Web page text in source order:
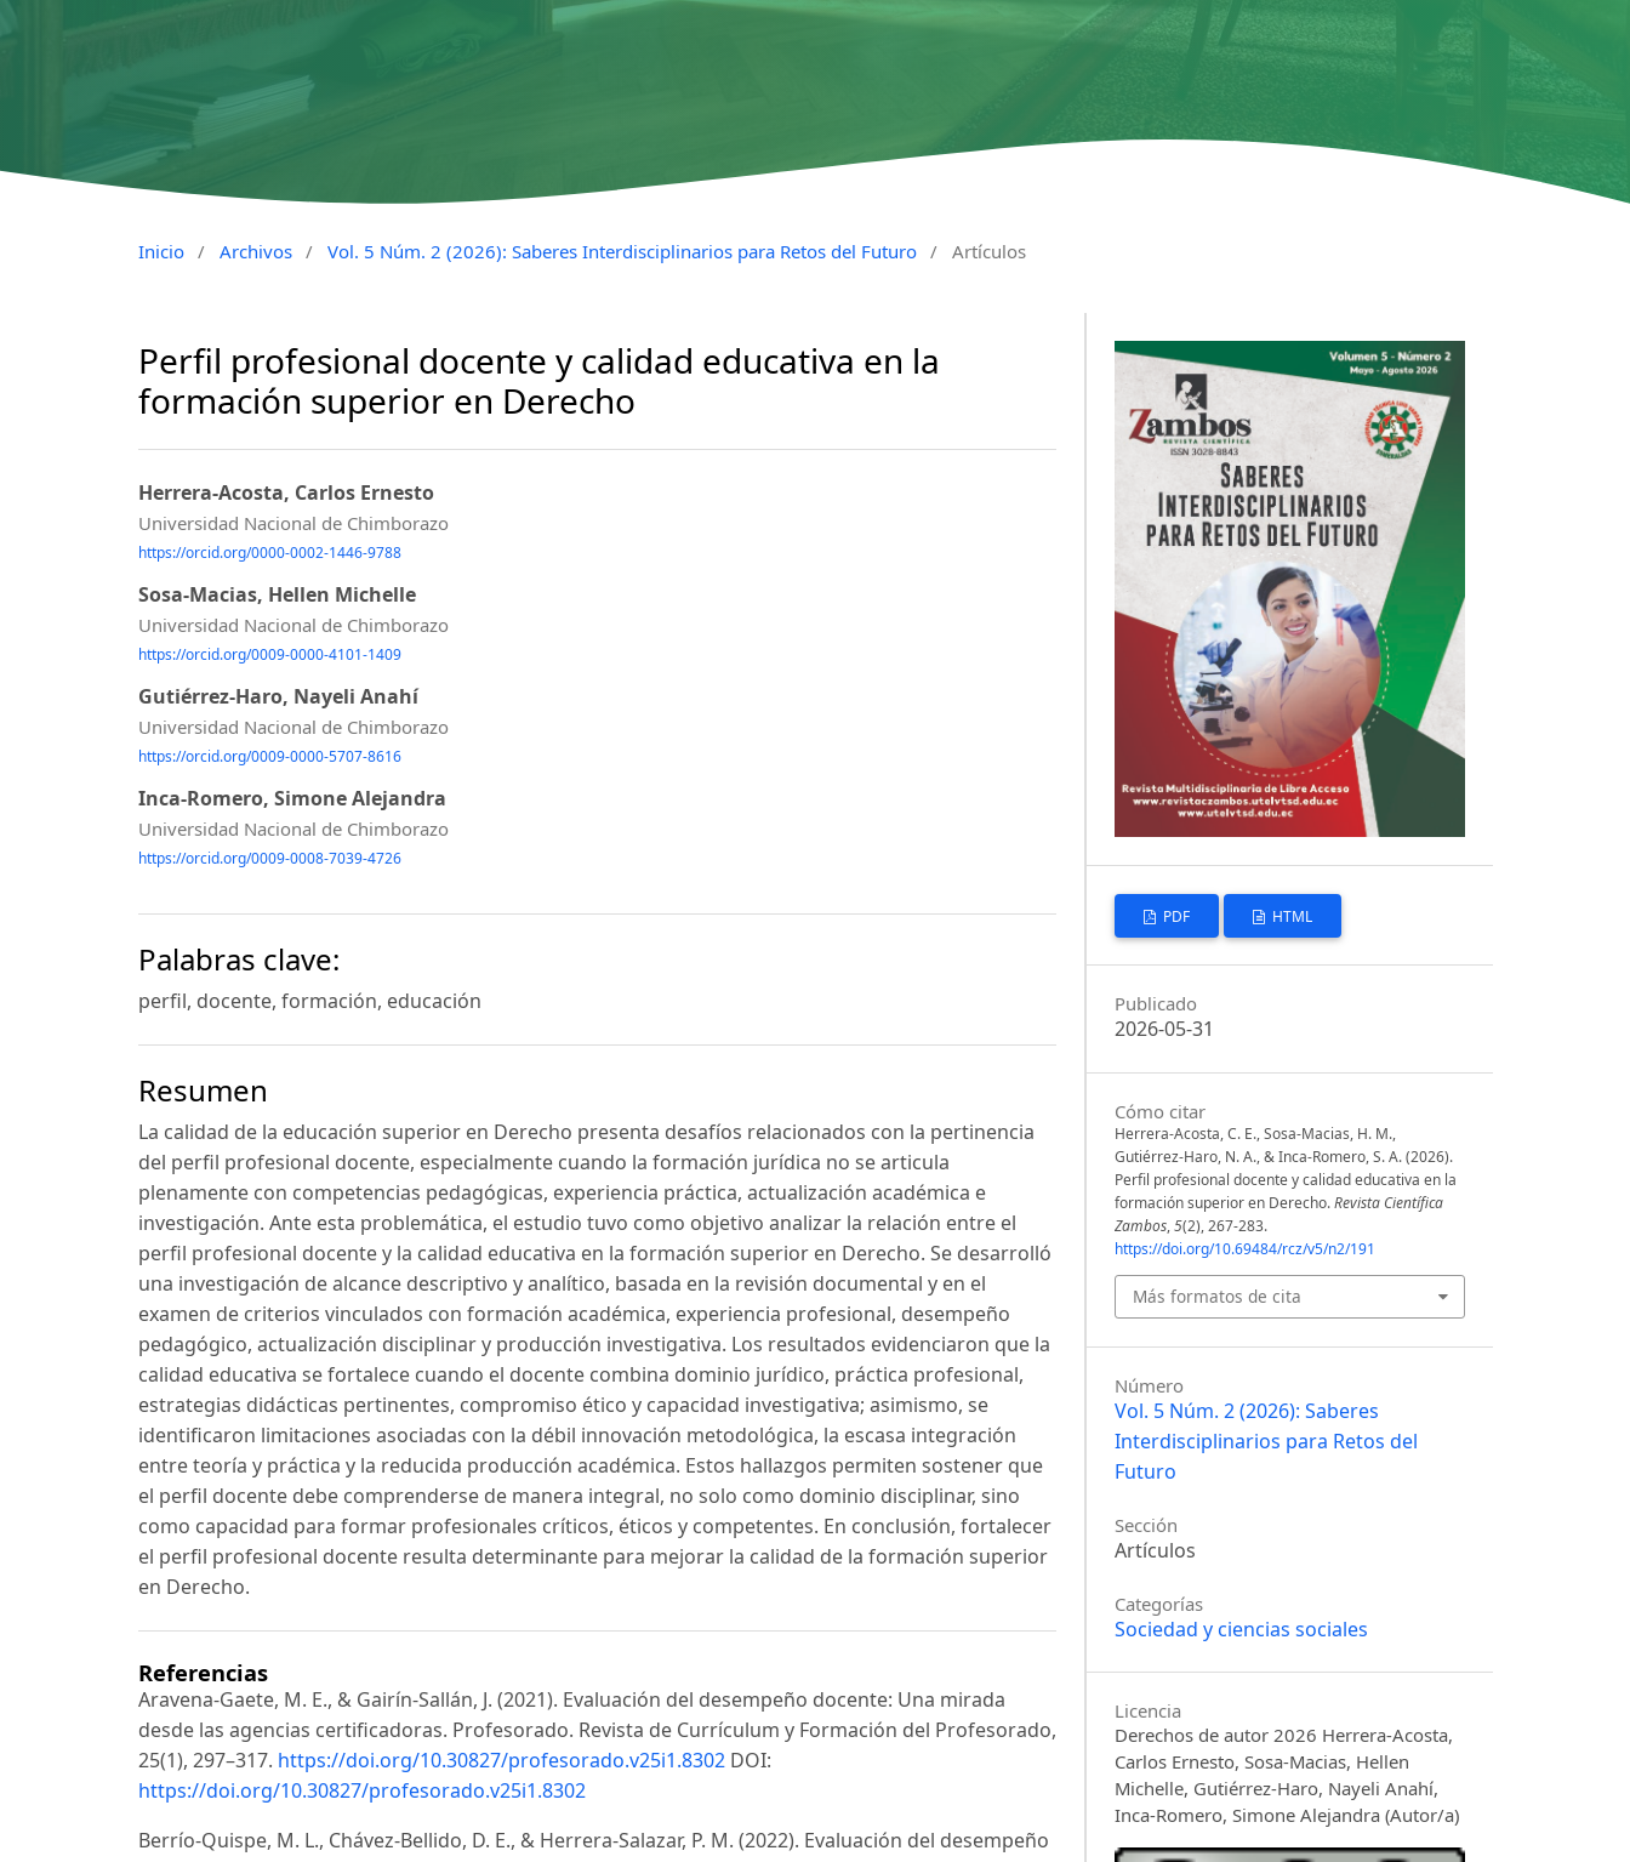
Inicio / Archivos / Vol. 5 Núm. 2 (2026): Saberes Interdisciplinarios para Retos del Futuro / Artículos
Perfil profesional docente y calidad educativa en la
formación superior en Derecho
Herrera-Acosta, Carlos Ernesto
Universidad Nacional de Chimborazo
https://orcid.org/0000-0002-1446-9788
Sosa-Macias, Hellen Michelle
Universidad Nacional de Chimborazo
https://orcid.org/0009-0000-4101-1409
Gutiérrez-Haro, Nayeli Anahí
Universidad Nacional de Chimborazo
https://orcid.org/0009-0000-5707-8616
Inca-Romero, Simone Alejandra
Universidad Nacional de Chimborazo
https://orcid.org/0009-0008-7039-4726
Palabras clave:
perfil, docente, formación, educación
Resumen
La calidad de la educación superior en Derecho presenta desafíos relacionados con la pertinencia
del perfil profesional docente, especialmente cuando la formación jurídica no se articula
plenamente con competencias pedagógicas, experiencia práctica, actualización académica e
investigación. Ante esta problemática, el estudio tuvo como objetivo analizar la relación entre el
perfil profesional docente y la calidad educativa en la formación superior en Derecho. Se desarrolló
una investigación de alcance descriptivo y analítico, basada en la revisión documental y en el
examen de criterios vinculados con formación académica, experiencia profesional, desempeño
pedagógico, actualización disciplinar y producción investigativa. Los resultados evidenciaron que la
calidad educativa se fortalece cuando el docente combina dominio jurídico, práctica profesional,
estrategias didácticas pertinentes, compromiso ético y capacidad investigativa; asimismo, se
identificaron limitaciones asociadas con la débil innovación metodológica, la escasa integración
entre teoría y práctica y la reducida producción académica. Estos hallazgos permiten sostener que
el perfil docente debe comprenderse de manera integral, no solo como dominio disciplinar, sino
como capacidad para formar profesionales críticos, éticos y competentes. En conclusión, fortalecer
el perfil profesional docente resulta determinante para mejorar la calidad de la formación superior
en Derecho.
Referencias
Aravena-Gaete, M. E., & Gairín-Sallán, J. (2021). Evaluación del desempeño docente: Una mirada
desde las agencias certificadoras. Profesorado. Revista de Currículum y Formación del Profesorado,
25(1), 297–317. https://doi.org/10.30827/profesorado.v25i1.8302 DOI:
https://doi.org/10.30827/profesorado.v25i1.8302
Berrío-Quispe, M. L., Chávez-Bellido, D. E., & Herrera-Salazar, P. M. (2022). Evaluación del desempeño
PDF HTML
Publicado
2026-05-31
Cómo citar
Herrera-Acosta, C. E., Sosa-Macias, H. M.,
Gutiérrez-Haro, N. A., & Inca-Romero, S. A. (2026).
Perfil profesional docente y calidad educativa en la
formación superior en Derecho.Revista Científica
Zambos,5(2), 267-283.
https://doi.org/10.69484/rcz/v5/n2/191
Más formatos de cita
Número
Vol. 5 Núm. 2 (2026): Saberes
Interdisciplinarios para Retos del
Futuro
Sección
Artículos
Categorías
Sociedad y ciencias sociales
Licencia
Derechos de autor 2026 Herrera-Acosta,
Carlos Ernesto, Sosa-Macias, Hellen
Michelle, Gutiérrez-Haro, Nayeli Anahí,
Inca-Romero, Simone Alejandra (Autor/a)